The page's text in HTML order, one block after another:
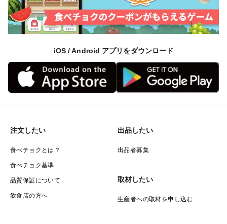
iOS / Android アプリをダウンロード
注文したい
食べチョクとは？
食べチョク基準
品質保証について
飲食店の方へ
出品したい
出品者募集
取材したい
生産者への取材を申し込む